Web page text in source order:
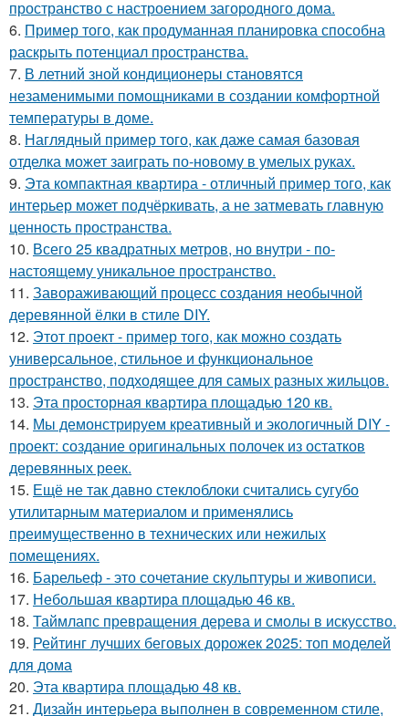
пространство с настроением загородного дома.
6. Пример того, как продуманная планировка способна
раскрыть потенциал пространства.
7. В летний зной кондиционеры становятся
незаменимыми помощниками в создании комфортной
температуры в доме.
8. Наглядный пример того, как даже самая базовая
отделка может заиграть по-новому в умелых руках.
9. Эта компактная квартира - отличный пример того, как
интерьер может подчёркивать, а не затмевать главную
ценность пространства.
10. Всего 25 квадратных метров, но внутри - по-
настоящему уникальное пространство.
11. Завораживающий процесс создания необычной
деревянной ёлки в стиле DIY.
12. Этот проект - пример того, как можно создать
универсальное, стильное и функциональное
пространство, подходящее для самых разных жильцов.
13. Эта просторная квартира площадью 120 кв.
14. Мы демонстрируем креативный и экологичный DIY -
проект: создание оригинальных полочек из остатков
деревянных реек.
15. Ещё не так давно стеклоблоки считались сугубо
утилитарным материалом и применялись
преимущественно в технических или нежилых
помещениях.
16. Барельеф - это сочетание скульптуры и живописи.
17. Небольшая квартира площадью 46 кв.
18. Таймлапс превращения дерева и смолы в искусство.
19. Рейтинг лучших беговых дорожек 2025: топ моделей
для дома
20. Эта квартира площадью 48 кв.
21. Дизайн интерьера выполнен в современном стиле,